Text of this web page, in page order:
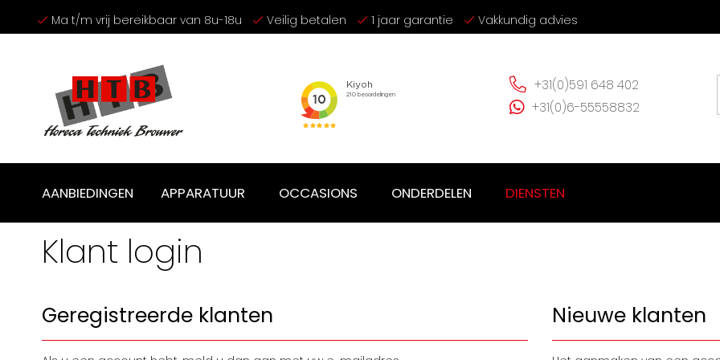
Ga
naar
Ma t/m vrij bereikbaar van 8u-18u Veilig betalen 1 jaar garantie Vakkundig advies
+31(0)591 648 402
+31(0)6-55558832
AANBIEDINGEN APPARATUUR OCCASIONS ONDERDELEN DIENSTEN
Klant login
Geregistreerde klanten Nieuwe klanten